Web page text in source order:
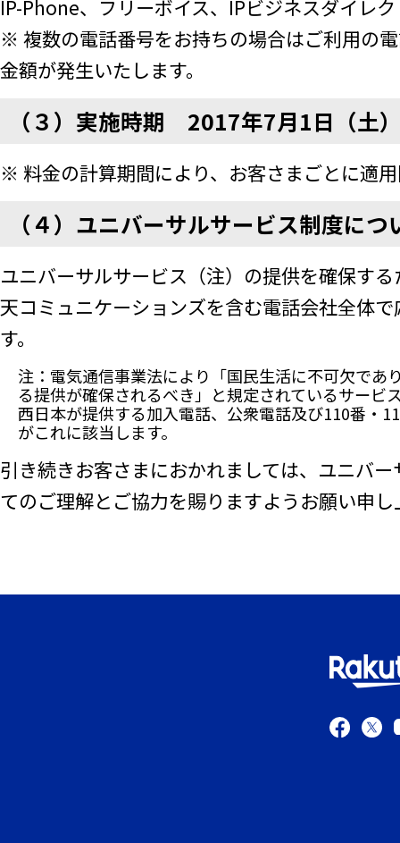
IP-Phone、フリーボイス、IPビジネスダイレ
※ 複数の電話番号をお持ちの場合はご利用の
金額が発生いたします。
（３）実施時期 2017年7月1日（土
※ 料金の計算期間により、お客さまごとに適
（４）ユニバーサルサービス制度につ
ユニバーサルサービス（注）の提供を確保す
天コミュニケーションズを含む電話会社全体
す。
注：電気通信事業法により「国民生活に不可欠であ
る提供が確保されるべき」と規定されているサービ
西日本が提供する加入電話、公衆電話及び110番・
がこれに該当します。
引き続きお客さまにおかれましては、ユニバ
てのご理解とご協力を賜りますようお願い申し